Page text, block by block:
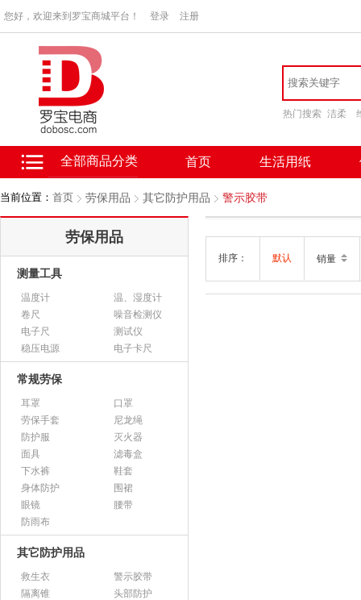
您好，欢迎来到罗宝商城平台！ 登录 注册
热门搜索 洁柔
全部商品分类 首页 生活用纸
当前位置： 首页 劳保用品 其它防护用品 警示胶带
劳保用品
测量工具
温度计
温、湿度计
卷尺
噪音检测仪
电子尺
测试仪
稳压电源
电子卡尺
常规劳保
耳罩
口罩
劳保手套
尼龙绳
防护服
灭火器
面具
滤毒盒
下水裤
鞋套
身体防护
围裙
眼镜
腰带
防雨布
其它防护用品
救生衣
警示胶带
隔离锥
头部防护
排序： 默认 销量